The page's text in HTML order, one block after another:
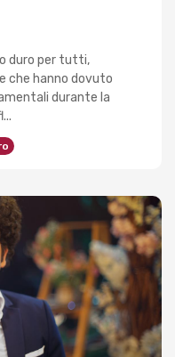
duro per tutti,
che hanno dovuto
durante la